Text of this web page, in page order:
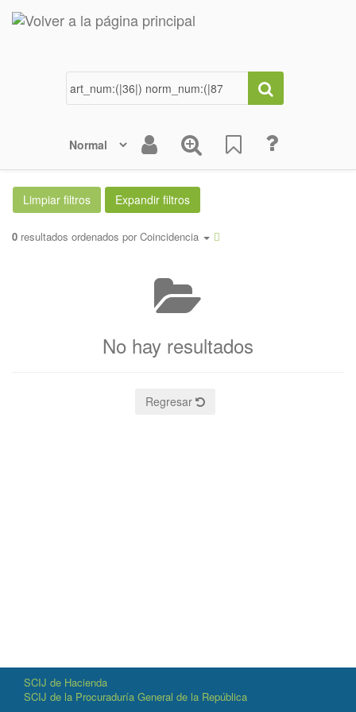
0 resultados ordenados por Coincidencia
No hay resultados
Regresar
SCIJ de Hacienda
SCIJ de la Procuraduría General de la República